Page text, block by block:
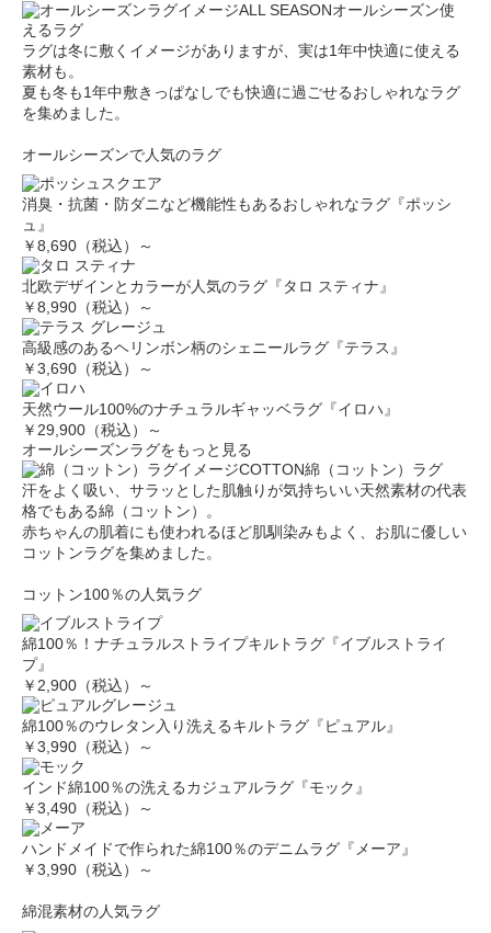
ALL SEASONオールシーズン使
えるラグ
ラグは冬に敷くイメージがありますが、実は1年中快適に使える
素材も。
夏も冬も1年中敷きっぱなしでも快適に過ごせるおしゃれなラグ
を集めました。
オールシーズンで人気のラグ
消臭・抗菌・防ダニなど機能性もあるおしゃれなラグ『ポッシ
ュ』
￥8,690（税込）～
北欧デザインとカラーが人気のラグ『タロ スティナ』
￥8,990（税込）～
高級感のあるヘリンボン柄のシェニールラグ『テラス』
￥3,690（税込）～
天然ウール100%のナチュラルギャッベラグ『イロハ』
￥29,900（税込）～
オールシーズンラグをもっと見る
COTTON綿（コットン）ラグ
汗をよく吸い、サラッとした肌触りが気持ちいい天然素材の代表
格でもある綿（コットン）。
赤ちゃんの肌着にも使われるほど肌馴染みもよく、お肌に優しい
コットンラグを集めました。
コットン100％の人気ラグ
綿100％！ナチュラルストライプキルトラグ『イブルストライ
プ』
￥2,900（税込）～
綿100％のウレタン入り洗えるキルトラグ『ピュアル』
￥3,990（税込）～
インド綿100％の洗えるカジュアルラグ『モック』
￥3,490（税込）～
ハンドメイドで作られた綿100％のデニムラグ『メーア』
￥3,990（税込）～
綿混素材の人気ラグ